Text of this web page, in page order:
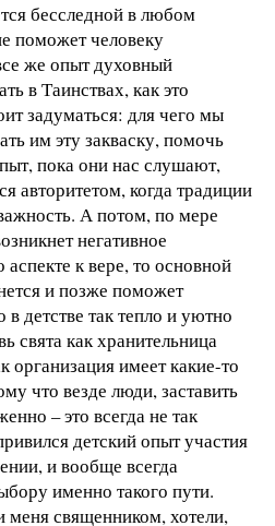
бесследной в любом
поможет человеку
же опыт духовный
в Таинствах, как это
задуматься: для чего мы
им эту закваску, помочь
пока они нас слушают,
авторитетом, когда традиции
А потом, по мере
негативное
к вере, то основной
и позже поможет
в детстве так тепло и уютно
свята как хранительница
организация имеет какие-то
что везде люди, заставить
– это всегда не так
детский опыт участия
и вообще всегда
именно такого пути.
священником, хотели,